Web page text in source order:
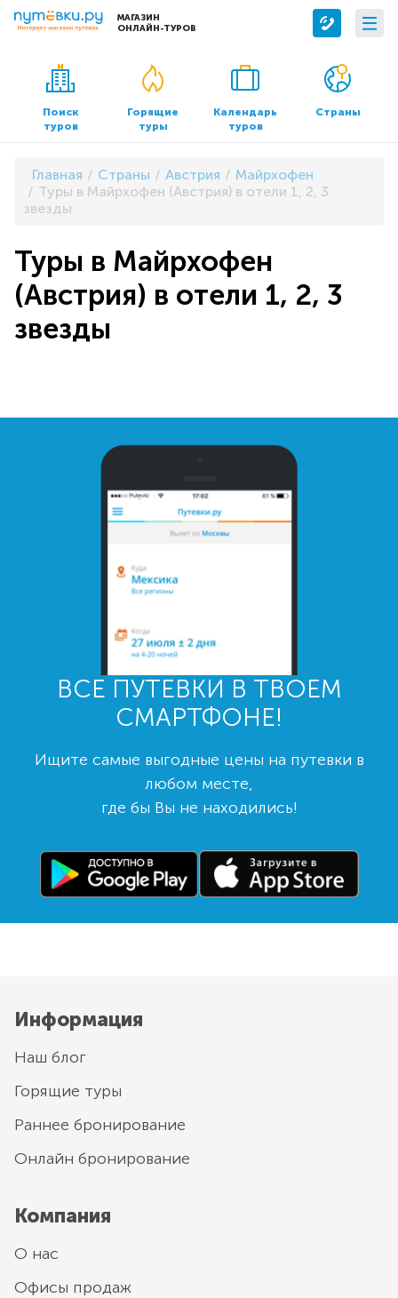
МАГАЗИН
ОНЛАЙН-ТУРОВ
Сервисы
Бронирование отелей
Трансфер
О компании
О нас
Контакты
Документы и реквизиты
Поиск
туров
Горящие
туры
Календарь
туров
Страны
Главная Страны Австрия
Майрхофен
Туры в Майрхофен (Австрия) в отели 1, 2, 3
звезды
Туры в Майрхофен
(Австрия) в отели 1, 2, 3
звезды
ВСЕ ПУТЕВКИ В ТВОЕМ
СМАРТФОНЕ!
Ищите самые выгодные цены на путевки в
любом месте,
где бы Вы не находились!
Информация
Наш блог
Горящие туры
Раннее бронирование
Онлайн бронирование
Компания
О нас
Офисы продаж